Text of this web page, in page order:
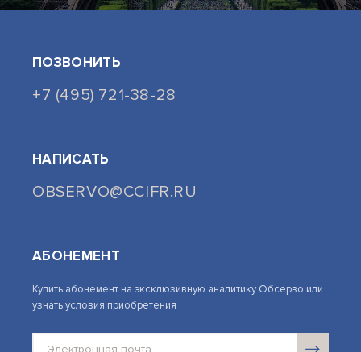
ПОЗВОНИТЬ
+7 (495) 721-38-28
НАПИСАТЬ
OBSERVO@CCIFR.RU
АБОНЕМЕНТ
Купить абонемент на эксклюзивную аналитику Обсерво или
узнать условия приобретения